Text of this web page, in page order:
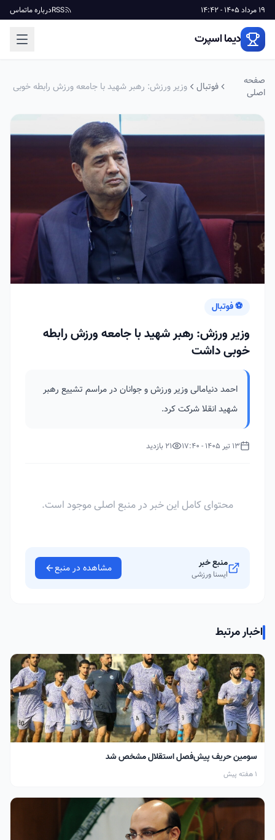
19 مرداد 1405 - 14:42 RSSدرباره ماتماس
دیما اسپرت
صفحه
اصلی
فوتبال
وزیر ورزش: رهبر شهید با جامعه ورزش رابطه خوبی
⚽ فوتبال
وزیر ورزش: رهبر شهید با جامعه ورزش رابطه
خوبی داشت
احمد دنیامالی وزیر ورزش و جوانان در مراسم تشییع رهبر
شهید انقلا شرکت کرد.
13 تیر 1405 - 17:40 21 بازدید
محتوای کامل این خبر در منبع اصلی موجود است.
منبع خبر
ایسنا ورزشی مشاهده در منبع
اخبار مرتبط
سومین حریف پیش‌فصل استقلال مشخص شد
1 هفته پیش